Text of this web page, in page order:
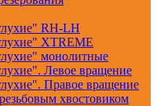
RH-LH
XTREME
монолитные
Левое вращение
Правое вращение
хвостовиком